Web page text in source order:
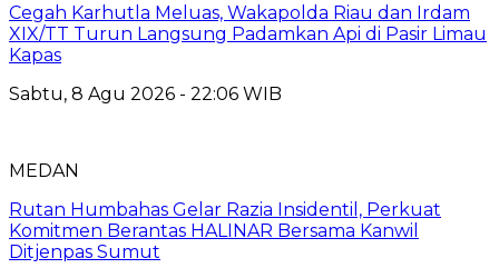
Cegah Karhutla Meluas, Wakapolda Riau dan Irdam
XIX/TT Turun Langsung Padamkan Api di Pasir Limau
Kapas
Sabtu, 8 Agu 2026 - 22:06 WIB
MEDAN
Rutan Humbahas Gelar Razia Insidentil, Perkuat
Komitmen Berantas HALINAR Bersama Kanwil
Ditjenpas Sumut